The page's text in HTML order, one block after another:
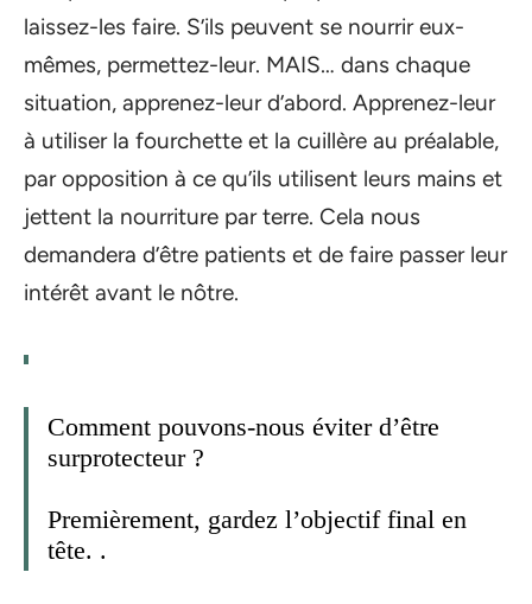
laissez-les faire. S’ils peuvent se nourrir eux-
mêmes, permettez-leur. MAIS… dans chaque
situation, apprenez-leur d’abord. Apprenez-leur
à utiliser la fourchette et la cuillère au préalable,
par opposition à ce qu’ils utilisent leurs mains et
jettent la nourriture par terre. Cela nous
demandera d’être patients et de faire passer leur
intérêt avant le nôtre.
Comment pouvons-nous éviter d’être
surprotecteur ?
Premièrement, gardez l’objectif final en
tête. .